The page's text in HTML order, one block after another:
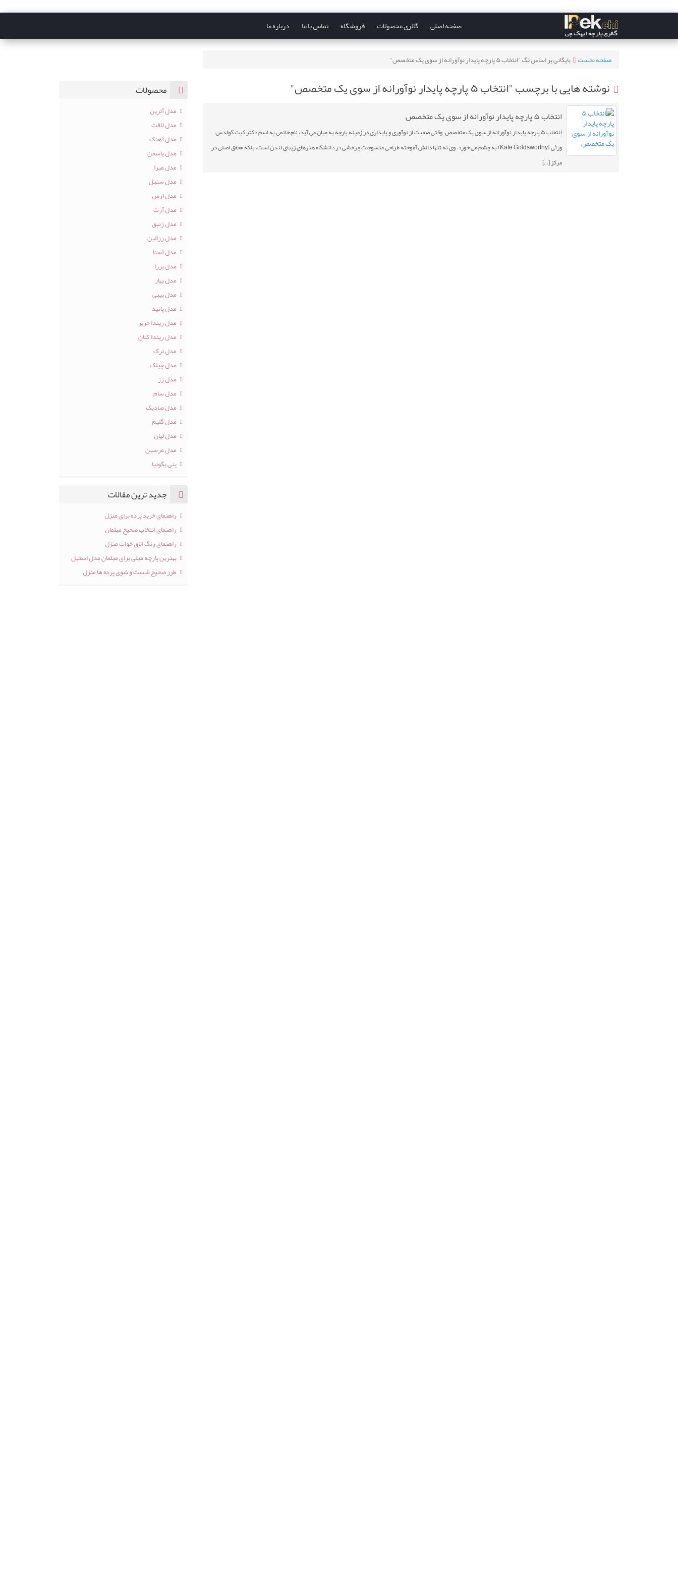
صفحه اصلی گالری محصولات فروشگاه تماس با ما درباره ما
صفحه نخست بایگانی بر اساس تگ "انتخاب ۵ پارچه پایدار نوآورانه از سوی یک متخصص"
نوشته هایی با برچسب "انتخاب ۵ پارچه پایدار نوآورانه از سوی یک متخصص"
انتخاب ۵ پارچه پایدار نوآورانه از سوی یک متخصص
انتخاب ۵ پارچه پایدار نوآورانه از سوی یک متخصص: وقتی صحبت از نوآوری و پایداری در زمینه پارچه به میان می آید، نام خانمی به اسم دکتر کیت گولدس
ورثی (Kate Goldsworthy) به چشم می خورد. وی نه تنها دانش آموخته طراحی منسوجات چرخشی در دانشگاه هنرهای زیبای لندن است، بلکه محقق اصلی در
مرکز […]
محصولات
مدل آترین
مدل لافت
مدل آهنک
مدل یاسمن
مدل میرا
مدل سنبل
مدل ارس
مدل آرت
مدل زنبق
مدل رزالین
مدل آسنا
مدل بررا
مدل بهار
مدل بیبی
مدل پانیذ
مدل ریندا حریر
مدل ریندا کتان
مدل ترک
مدل چیلک
مدل رز
مدل سام
مدل صادیک
مدل گلیم
مدل لیان
مدل مرسین
ینی بگونیا
جدید ترین مقالات
راهنمای خرید پرده برای منزل
راهنمای انتخاب صحیح مبلمان
راهنمای رنگ اتاق خواب منزل
بهترین پارچه مبلی برای مبلمان مدل استیل
طرز صحیح شست و شوی پرده ها منزل